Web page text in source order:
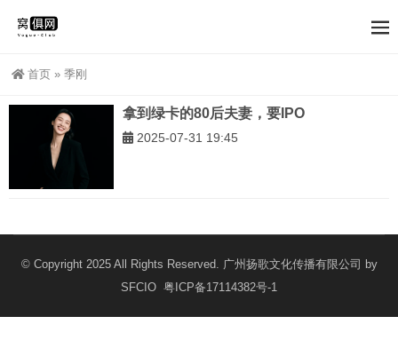
首页 » 季刚
拿到绿卡的80后夫妻，要IPO
2025-07-31 19:45
© Copyright 2025 All Rights Reserved. 广州扬歌文化传播有限公司 by
SFCIO 粤ICP备17114382号-1